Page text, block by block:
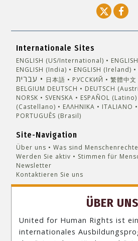
Internationale Sites
ENGLISH (US/International)
ENGLISH (India)
ENGLISH (Ireland)
עברית 日本語 РУССКИЙ 繁體中文
BELGIUM DEUTSCH DEUTSCH
NORSK
SVENSKA ESPAÑOL (Latino)
(Castellano)
ΕΛΛΗΝΙΚA ITALIANO
PORTUGUÊS (Brasil)‎
Site-Navigation
Über uns Was sind
Werden Sie aktiv
Stimmen für
Newsletter
Kontaktieren Sie uns
ÜBER UNS
United for Human Rights ist
internationales